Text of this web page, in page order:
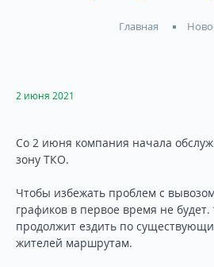
Главная
2 июня 2021
Со 2 июня компания начала
зону ТКО.
Чтобы избежать проблем с
графиков в первое время не
продолжит ездить по
жителей маршрутам.